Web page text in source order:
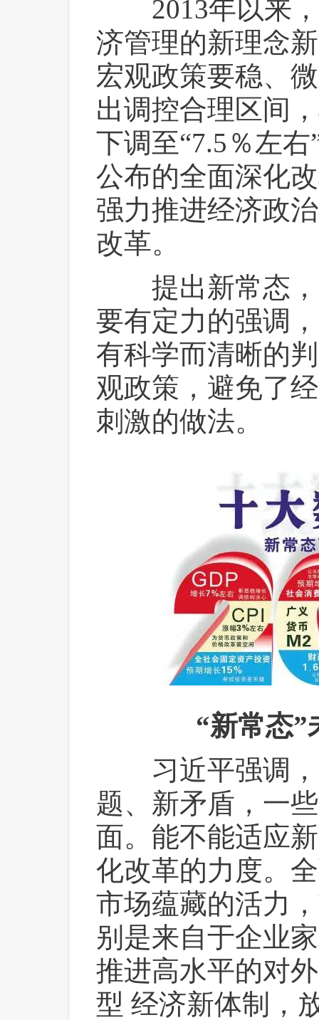
2013年以来，
济管理的新理念
宏观政策要稳、
出调控合理区间
下调至“7.5％左
公布的全面深化
强力推进经济政
改革。
提出新常态，
要有定力的强调
有科学而清晰的
观政策，避免了
刺激的做法。
“新常态”
习近平强调，
题、新矛盾，一
面。能不能适应
化改革的力度。
市场蕴藏的活力
别是来自于企业
推进高水平的对
型 经济新体制，